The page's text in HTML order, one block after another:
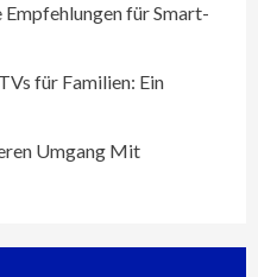
für Smart-
für Familien: Ein
Umgang Mit